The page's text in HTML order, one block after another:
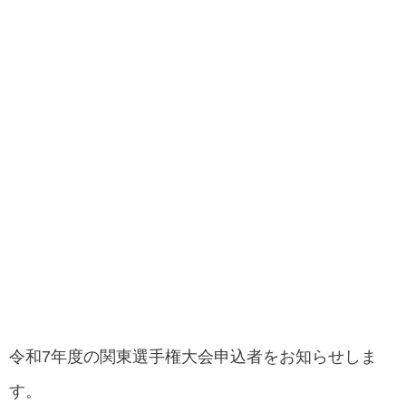
令和7年度の関東選手権大会申込者をお知らせしま
す。